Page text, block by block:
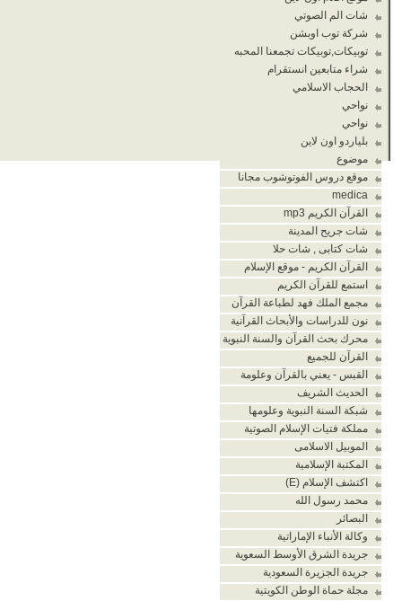
شات الم الصوتي
شركة توب اوبشن
توبيكات,توبيكات تجمعنا المحبه
شراء متابعين انستقرام
الحجاب الاسلامي
نواحي
نواحي
بلياردو اون لاين
موضوع
موقع دروس الفوتوشوب مجانا
medica
القرآن الكريم mp3
شات جريح المدينة
شات كتابى , شات حلا
القرآن الكريم - موقع الإسلام
استمع للقرآن الكريم
مجمع الملك فهد لطباعة القرآن
نون للدراسات والأبحاث القرآنية
محرك بحث القرآن والسنة النبوية
القرآن للجميع
القبس - يعني بالقرآن وعلومة
الحديث الشريف
شبكة السنة النبوية وعلومها
مملكة فتيات الإسلام الصوتية
الموبيل الاسلامى
المكتبة الإسلامية
اكتشف الإسلام (E)
محمد رسول الله
البصائر
وكالة الأنباء الإماراتية
جريدة الشرق الأوسط السعوية
جريدة الجزيرة السعودية
مجلة حماة الوطن الكويتية